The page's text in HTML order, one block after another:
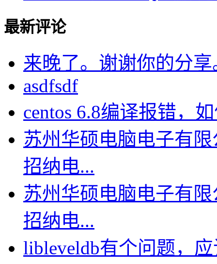
最新评论
来晚了。谢谢你的分享
asdfsdf
centos 6.8编译报错，
苏州华硕电脑电子有
招纳电...
苏州华硕电脑电子有
招纳电...
libleveldb有个问题，